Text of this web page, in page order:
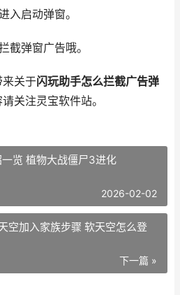
入启动弹窗。
截弹窗广告哦。
来关于闪玩助手怎么拦截广告弹
关注灵宝软件站。
览 植物大战僵尸3进化
2026-02-02
空加入家族步骤 软天空怎么登
下一篇 »